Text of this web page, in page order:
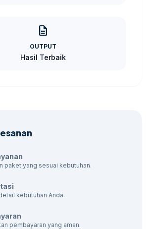
adalah beberapa paket
kami tawarkan: Untuk
opsi yang masih
description
OUTPUT
Hasil Terbaik
paket yang sesuai kebutuhan.
kebutuhan Anda.
pembayaran yang aman.